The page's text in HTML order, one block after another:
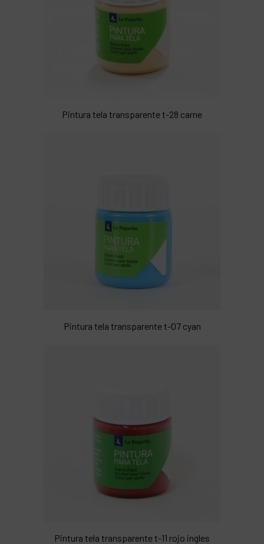
Pintura tela transparente t-28 carne
Pintura tela transparente t-07 cyan
Pintura tela transparente t-11 rojo ingles